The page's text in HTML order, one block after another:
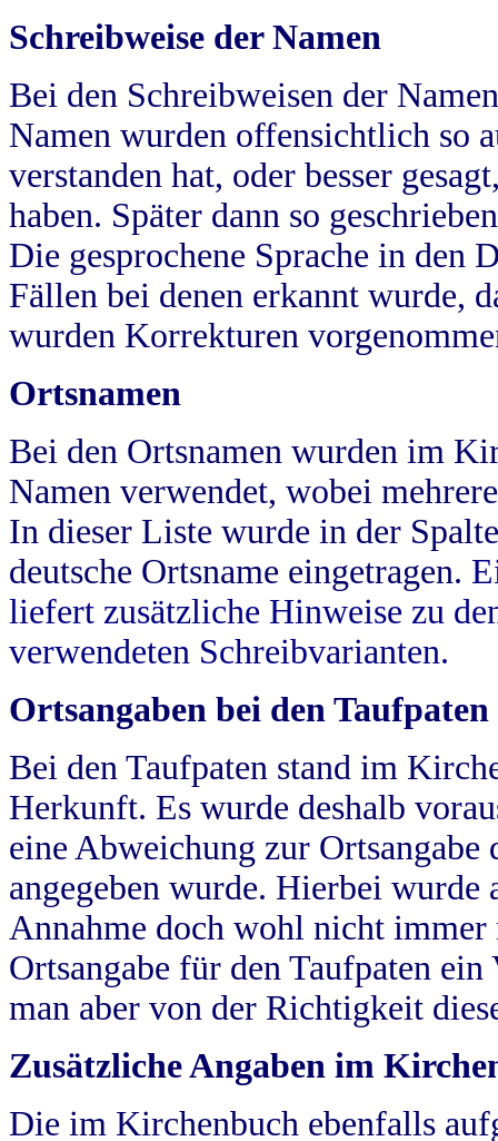
Schreibweise der Namen
Bei den Schreibweisen der
Namen wurden offensichtlich so
verstanden hat, oder besser
haben. Später dann so
Die gesprochene Sprache in
Fällen bei denen erkannt wurde,
wurden Korrekturen
Ortsnamen
Bei den Ortsnamen wurden im
Namen verwendet, wobei
In dieser Liste wurde in der
deutsche Ortsname eingetragen.
liefert zusätzliche Hinweise zu
verwendeten Schreibvarianten.
Ortsangaben bei den Taufpaten
Bei den Taufpaten stand im
Herkunft. Es wurde deshalb
eine Abweichung zur
angegeben wurde. Hierbei wurde
Annahme doch wohl nicht
Ortsangabe für den Taufpaten
man aber von der Richtigkeit
Zusätzliche Angaben im
Die im Kirchenbuch ebenfalls